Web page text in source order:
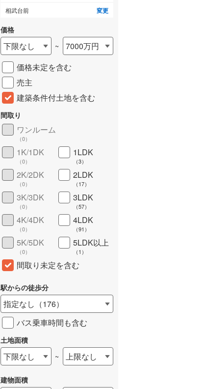
相武台前 変更
価格
下限なし ~
7000万円
価格未定を含む
売主
建築条件付土地を含む
間取り
ワンルーム
（0）
1K/1DK
（0）
1LDK
（3）
2K/2DK
（0）
2LDK
（17）
3K/3DK
（0）
3LDK
（57）
4K/4DK
（0）
4LDK
（91 ）
5K/5DK
（0）
5LDK以上
（1 ）
間取り未定を含む
駅からの徒歩分
指定なし （176）
バス乗車時間も含む
土地面積
下限なし ~ 上限なし
建物面積
東海道本線（JR西日本）
小浜線
城端線(0 )
関西本線（JR西日本） (
大阪環状線
山陽本線（JR西日本）( 1,060)
姫新線
(50
芸備線(91 )
可部線(60)
宇部線(4)
山陰本線(
2)
奈良線 (232
和歌山線(116)
東西線(54)
予讃線(2 )
高徳線(2)
牟岐線(5)
山陽本線（JR九州） (32)
篠栗線(192
詳しく見る